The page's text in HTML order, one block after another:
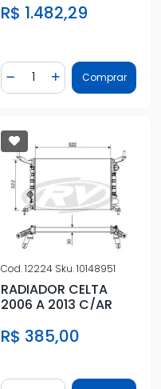
R$ 1.482,29
Diminuir Quantidade
Quantidade
AdicionarComprar
Cod.12224 Sku.10148951
RADIADOR CELTA
2006 A 2013 C/AR
R$ 385,00